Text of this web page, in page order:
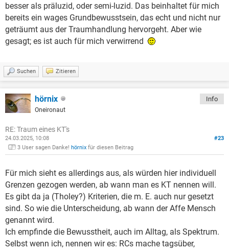
besser als präluzid, oder semi-luzid. Das beinhaltet für mich
bereits ein wages Grundbewusstsein, das echt und nicht nur
geträumt aus der Traumhandlung hervorgeht. Aber wie
gesagt; es ist auch für mich verwirrend
Suchen Zitieren
hörnix
Oneironaut
Info
RE: Traum eines KT's
#23
24.03.2025, 10:08
3 User sagen Danke! hörnix für diesen Beitrag
Für mich sieht es allerdings aus, als würden hier individuell
Grenzen gezogen werden, ab wann man es KT nennen will.
Es gibt da ja (Tholey?) Kriterien, die m. E. auch nur gesetzt
sind. So wie die Unterscheidung, ab wann der Affe Mensch
genannt wird.
Ich empfinde die Bewusstheit, auch im Alltag, als Spektrum.
Selbst wenn ich, nennen wir es: RCs mache tagsüber,